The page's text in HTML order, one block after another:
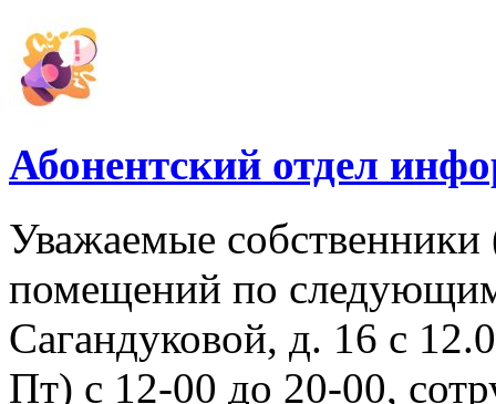
Абонентский отдел
Уважаемые
помещений по
Сагандуковой, д. 16 с
Пт) с 12-00 до 20-00,